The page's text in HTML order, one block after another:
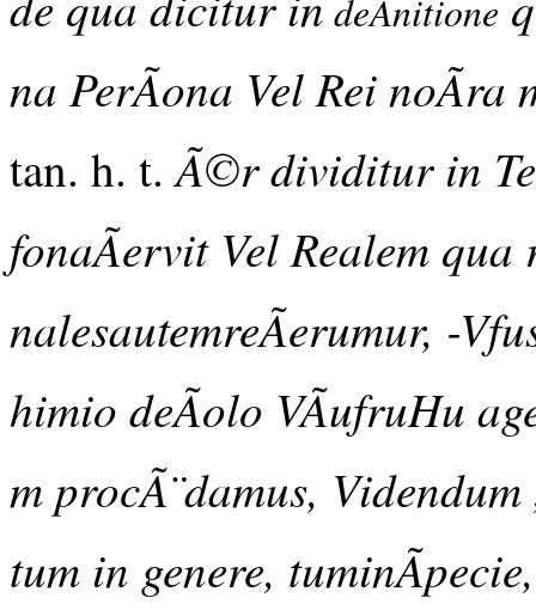
deÃnitione
na PerÃona Vel Rei
tan. h. t. Ã©r dividitur in
fonaÃervit Vel Realem qua
nalesautemreÃerumur, -
himio deÃolo VÃufruHu
m procÃ¨damus, Videndum
tum in genere,